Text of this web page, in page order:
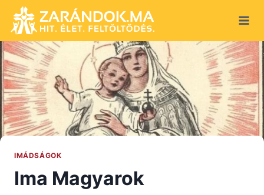
content
IMÁDSÁGOK
Ima Magyarok